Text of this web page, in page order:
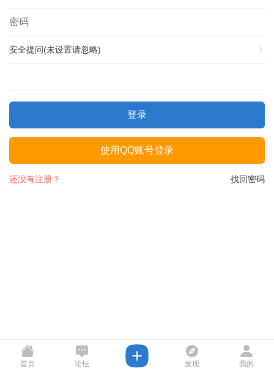
安全提问(未设置请忽略)
登录
使用QQ账号登录
找回密码
还没有注册？
首页 论坛 发现 我的